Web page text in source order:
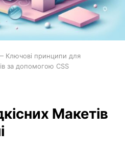
Ключові принципи для
за допомогою CSS
Макетів